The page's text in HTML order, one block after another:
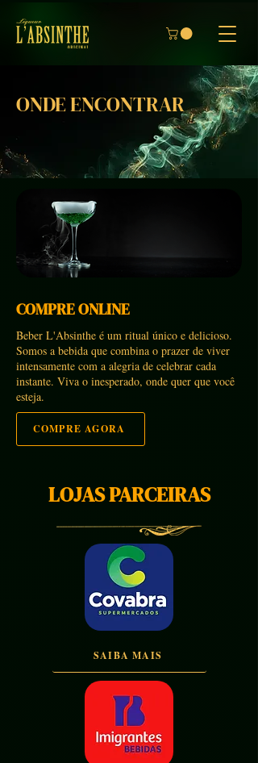
COMPRE ONLINE
Beber L'Absinthe é um ritual único e delicioso.
Somos a bebida que combina o prazer de viver
intensamente com a alegria de celebrar cada
instante. Viva o inesperado, onde quer que você
esteja.
ONDE ENCONTRAR
COMPRE AGORA
LOJAS PARCEIRAS
SAIBA MAIS